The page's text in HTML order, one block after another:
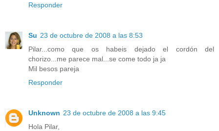
Responder
Su 23 de octubre de 2008 a las 8:53
Pilar...como que os habeis dejado el cordón del
chorizo...me parece mal...se come todo ja ja
Mil besos pareja
Responder
Unknown 23 de octubre de 2008 a las 9:45
Hola Pilar,